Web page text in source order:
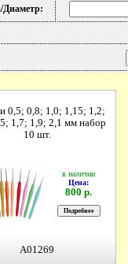
0,5; 0,8; 1,0; 1,15; 1,2;
1,7; 1,9; 2,1 мм набор
10 шт.
в наличии
Цена:
800 р.
A01269